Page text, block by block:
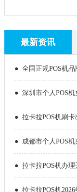
最新资讯
● 全国正规POS机品
● 深圳市个人POS
● 拉卡拉POS机刷卡
● 成都市个人POS机
● 拉卡拉POS机办
● 拉卡拉POS机